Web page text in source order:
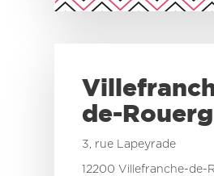
de-
3, rue Lapeyrade
12200 Villefranche-de-